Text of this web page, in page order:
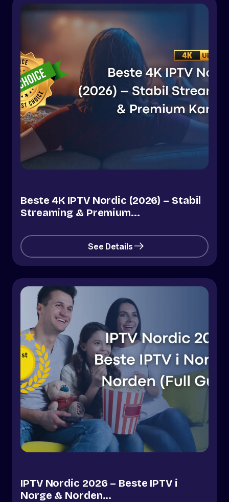
Beste 4K IPTV Nordic (2026) – Stabil
Streaming & Premium...
See Details
IPTV Nordic 2026 – Beste IPTV i
Norge & Norden...